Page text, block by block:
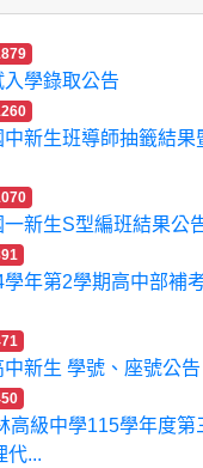
學錄取公告
新生班導師抽籤結果
新生S型編班結果公
學年第2學期高中部補
新生 學號、座號公告
高級中學115學年度第
代...